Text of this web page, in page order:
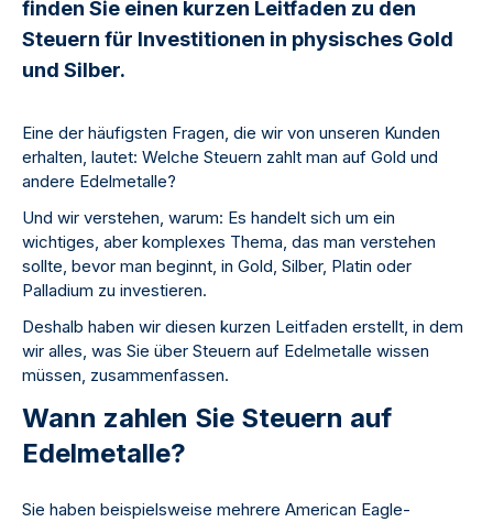
finden Sie einen kurzen Leitfaden zu den
Steuern für Investitionen in physisches Gold
und Silber.
Eine der häufigsten Fragen, die wir von unseren Kunden
erhalten, lautet: Welche Steuern zahlt man auf Gold und
andere Edelmetalle?
Und wir verstehen, warum: Es handelt sich um ein
wichtiges, aber komplexes Thema, das man verstehen
sollte, bevor man beginnt, in Gold, Silber, Platin oder
Palladium zu investieren.
Deshalb haben wir diesen kurzen Leitfaden erstellt, in dem
wir alles, was Sie über Steuern auf Edelmetalle wissen
müssen, zusammenfassen.
Wann zahlen Sie Steuern auf
Edelmetalle?
Sie haben beispielsweise mehrere American Eagle-